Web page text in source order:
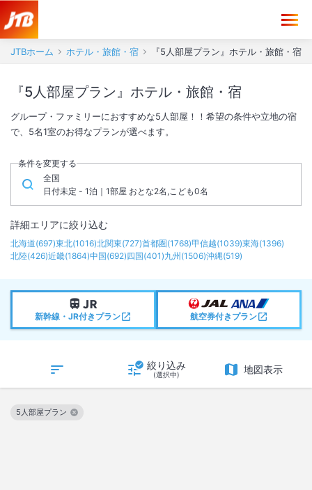
JTBホーム ホテル・旅館・宿 『5人部屋プラン』ホテル・旅館・宿
『5人部屋プラン』ホテル・旅館・宿
グループ・ファミリーにおすすめな5人部屋！！希望の条件や立地の宿
で、5名1室のお得なプランが選べます。
条件を変更する
全国
日付未定 - 1泊｜1部屋 おとな2名,こども0名
詳細エリアに絞り込む
北海道(697)東北(1016)北関東(727)首都圏(1768)甲信越(1039)東海(1396)
北陸(426)近畿(1864)中国(692)四国(401)九州 (1506)沖縄(519)
新幹線・JR付きプラン 航空券付きプラン
絞り込み
(選択中) 地図表示
5人部屋プラン
この絞り込み条件を解除